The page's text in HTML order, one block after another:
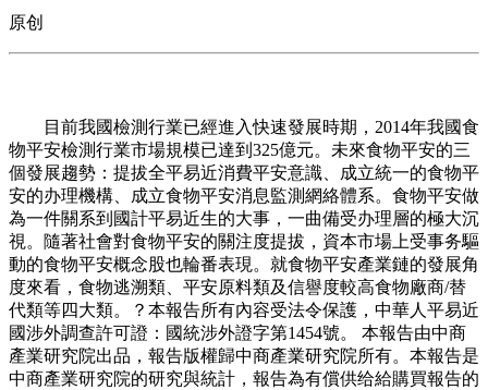
原创
目前我國檢測行業已經進入快速發展時期，2014年我國食
物平安檢測行業市場規模已達到325億元。未來食物平安的三
個發展趨勢：提拔全平易近消費平安意識、成立統一的食物平
安的办理機構、成立食物平安消息監測網絡體系。食物平安做
為一件關系到國計平易近生的大事，一曲備受办理層的極大沉
視。隨著社會對食物平安的關注度提拔，資本市場上受事务驅
動的食物平安概念股也輪番表現。就食物平安產業鏈的發展角
度來看，食物逃溯類、平安原料類及信譽度較高食物廠商/替
代類等四大類。？本報告所有內容受法令保護，中華人平易近
國涉外調查許可證：國統涉外證字第1454號。 本報告由中商
產業研究院出品，報告版權歸中商產業研究院所有。本報告是
中商產業研究院的研究與統計，報告為有償供给給購買報告的